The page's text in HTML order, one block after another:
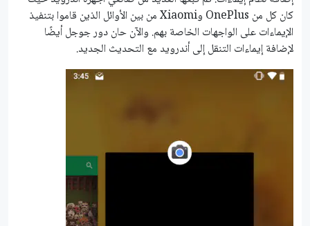
كان كل من OnePlus وXiaomi من بين الأوائل الذين قاموا بتنفيذ
الإيماءات على الواجهات الخاصة بهم. والآن حان دور جوجل أيضًا
لإضافة إيماءات التنقل إلى أندرويد مع التحديث الجديد.